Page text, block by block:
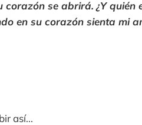
corazón se abrirá. ¿Y quién
en su corazón sienta mi
así...